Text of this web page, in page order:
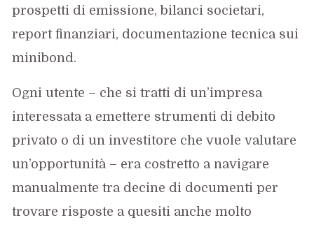
prospetti di emissione, bilanci societari,
report finanziari, documentazione tecnica sui
minibond.
Ogni utente – che si tratti di un’impresa
interessata a emettere strumenti di debito
privato o di un investitore che vuole valutare
un’opportunità – era costretto a navigare
manualmente tra decine di documenti per
trovare risposte a quesiti anche molto